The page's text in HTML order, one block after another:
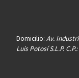
Domicilio: Av.
Luis Potosí S.L.P.